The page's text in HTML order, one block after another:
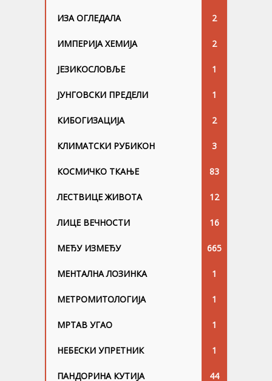
ИЗА ОГЛЕДАЛА 2
ИМПЕРИЈА ХЕМИЈА 2
ЈЕЗИКОСЛОВЉЕ 1
ЈУНГОВСKИ ПРЕДЕЛИ 1
КИБОГИЗАЦИЈА 2
КЛИМАТСКИ РУБИКОН 3
КОСМИЧКО ТКАЊЕ 83
ЛЕСТВИЦЕ ЖИВОТА 12
ЛИЦЕ ВЕЧНОСТИ 16
МЕЂУ ИЗМЕЂУ 665
МЕНТАЛНА ЛОЗИНКА 1
МЕТРОМИТОЛОГИЈА 1
МРТАВ УГАО 1
НЕБЕСКИ УПРЕТНИК 1
ПАНДОРИНА КУТИЈА 44